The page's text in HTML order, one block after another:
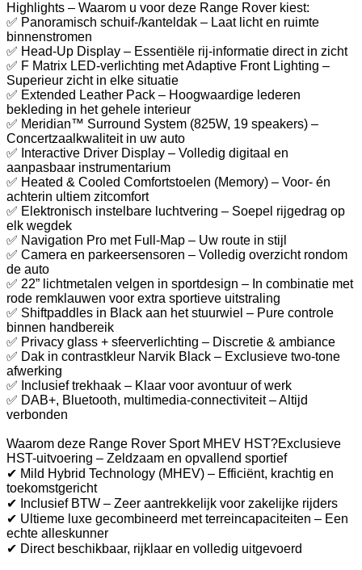
Highlights – Waarom u voor deze Range Rover kiest:
✅ Panoramisch schuif-/kanteldak – Laat licht en ruimte
binnenstromen
✅ Head-Up Display – Essentiële rij-informatie direct in zicht
✅ F Matrix LED-verlichting met Adaptive Front Lighting –
Superieur zicht in elke situatie
✅ Extended Leather Pack – Hoogwaardige lederen
bekleding in het gehele interieur
✅ Meridian™ Surround System (825W, 19 speakers) –
Concertzaalkwaliteit in uw auto
✅ Interactive Driver Display – Volledig digitaal en
aanpasbaar instrumentarium
✅ Heated & Cooled Comfortstoelen (Memory) – Voor- én
achterin ultiem zitcomfort
✅ Elektronisch instelbare luchtvering – Soepel rijgedrag op
elk wegdek
✅ Navigation Pro met Full-Map – Uw route in stijl
✅ Camera en parkeersensoren – Volledig overzicht rondom
de auto
✅ 22” lichtmetalen velgen in sportdesign – In combinatie met
rode remklauwen voor extra sportieve uitstraling
✅ Shiftpaddles in Black aan het stuurwiel – Pure controle
binnen handbereik
✅ Privacy glass + sfeerverlichting – Discretie & ambiance
✅ Dak in contrastkleur Narvik Black – Exclusieve two-tone
afwerking
✅ Inclusief trekhaak – Klaar voor avontuur of werk
✅ DAB+, Bluetooth, multimedia-connectiviteit – Altijd
verbonden
Waarom deze Range Rover Sport MHEV HST?Exclusieve
HST-uitvoering – Zeldzaam en opvallend sportief
✔ Mild Hybrid Technology (MHEV) – Efficiënt, krachtig en
toekomstgericht
✔ Inclusief BTW – Zeer aantrekkelijk voor zakelijke rijders
✔ Ultieme luxe gecombineerd met terreincapaciteiten – Een
echte alleskunner
✔ Direct beschikbaar, rijklaar en volledig uitgevoerd